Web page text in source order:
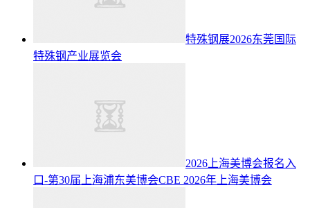
特殊钢展2026东莞国际
特殊钢产业展览会
2026上海美博会报名入
口-第30届上海浦东美博会CBE 2026年上海美博会